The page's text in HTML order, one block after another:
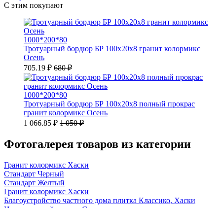
С этим покупают
1000*200*80
Тротуарный бордюр БР 100х20х8 гранит колормикс
Осень
705.19 ₽ 680 ₽
1000*200*80
Тротуарный бордюр БР 100х20х8 полный прокрас
гранит колормикс Осень
1 066.85 ₽ 1 050 ₽
Фотогалерея товаров из категории
Гранит колормикс Хаски
Стандарт Черный
Стандарт Желтый
Гранит колормикс Хаски
Благоустройство частного дома плитка Классико, Хаски